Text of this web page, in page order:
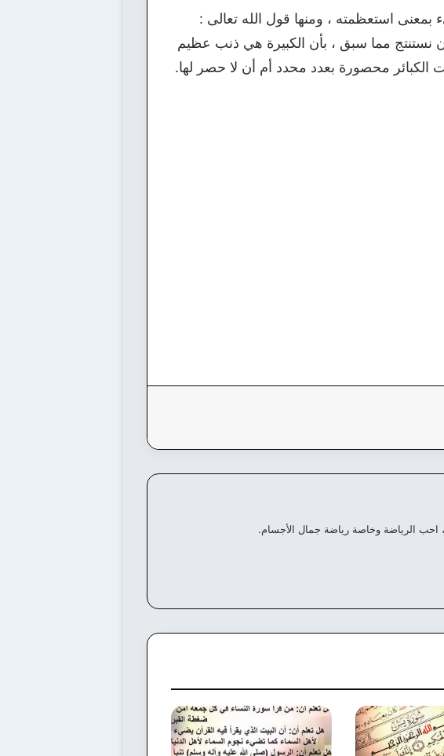
استعظمته ، ومنها قول الله تعالى :
نستنتج مما سبق ، بأن الكبيرة هي ذنب عظيم
الكبائر محصورة بعدد محدد أم أن لا حصر لها.
احب الرياضة وخاصة رياضة جمال الأجسام.